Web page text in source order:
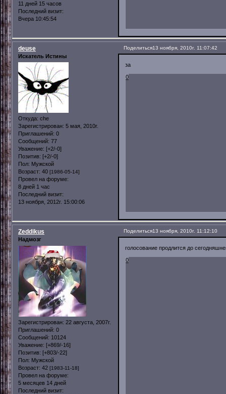
11 дней 15 часов
Последний визит:
Вчера 10:45:54
Поделиться13 ноября, 2010г. 11:07:42
deuse
Искатель Истины
Откуда: che
Зарегистрирован: 5 мая, 2010г.
Приглашений: 0
Сообщений: 77
Уважение: [+2/-0]
Позитив: [+2/-0]
Пол: Мужской
Возраст: 40 [1986-05-14]
Провел на форуме:
8 дней 1 час
Последний визит:
13 ноября, 2012г. 15:00:06
за
0
Поделиться13 ноября, 2010г. 11:12:10
Zeddikus
Надмозг
Зарегистрирован: 22 августа, 2007г.
Приглашений: 0
Сообщений: 10124
Уважение: [+869/-16]
Позитив: [+803/-22]
Пол: Мужской
Возраст: 42 [1983-11-18]
Провел на форуме:
5 месяцев 14 дней
Последний визит:
голосование продлится до
0